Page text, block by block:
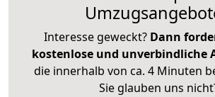
Interesse geweckt? Dann
kostenlose und unverbindliche
die innerhalb von ca. 4 Minuten
Sie glauben uns